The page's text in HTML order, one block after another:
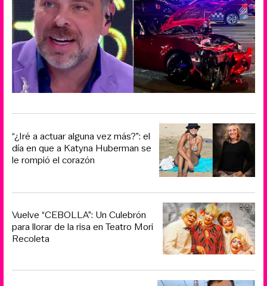
“¿Iré a actuar alguna vez más?”: el
día en que a Katyna Huberman se
le rompió el corazón
Vuelve “CEBOLLA”: Un Culebrón
para llorar de la risa en Teatro Mori
Recoleta